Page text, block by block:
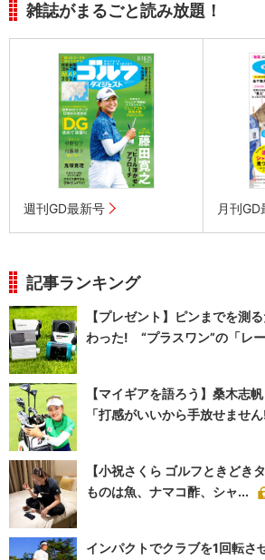
雑誌がまるごと読み放題！
週刊GD最新号 月刊
記事ランキング
【プレゼント】ピンまでを測
わった! “プラスワン”の「レ
【マイギアを語ろう】桑木志
「打感がいいから手放せません!
【小祝さくら ゴルフときど
ものは魚、ナマコ酢、シャ...
インパクトでクラブを1回転さ